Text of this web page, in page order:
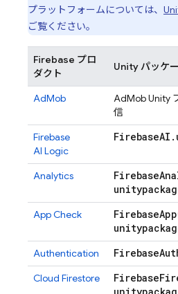
プラットフォームについては、
ご覧ください。
Firebase プロ
ダクト
Unity パッケ
AdMob AdMobUnity
信
Firebase
AI Logic
FirebaseAI .
Analytics Firebase
App Check FirebaseApp
Authentication Firebase
Cloud Firestore Firebase